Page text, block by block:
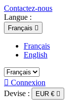
Contactez-nous
Langue :
Français 
Français
English
 Connexion
Devise :
EUR € 